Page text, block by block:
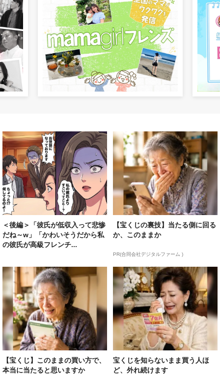
＜後編＞「彼氏が低収入って悲惨
だね～w」「かわいそうだから私
の彼氏が高級フレンチ...
【宝くじの裏技】当たる側に回る
か、このままか
PR(合同会社デジタルファーム )
【宝くじ】このままの買い方で、
本当に当たると思いますか
宝くじを知らないまま買う人ほ
ど、外れ続けます